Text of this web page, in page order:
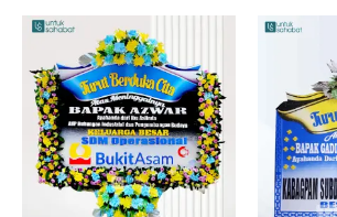
price
was:
Rp1.999.000.
Current
Rp1.825.000.